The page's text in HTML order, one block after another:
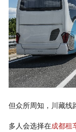
但众所周知，川藏线
多人会选择在成都租